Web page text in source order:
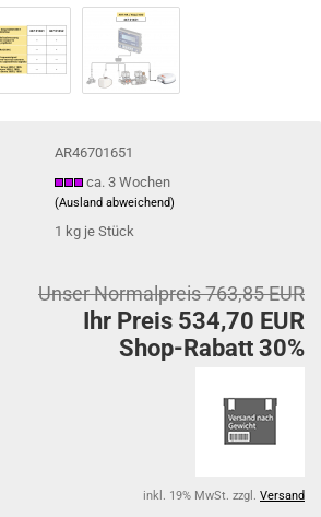
AR46701651
ca. 3 Wochen
(Ausland abweichend)
1 kg je Stück
Unser Normalpreis 763,85 EUR
Ihr Preis 534,70 EUR
Shop-Rabatt 30%
inkl. 19% MwSt. zzgl. Versand